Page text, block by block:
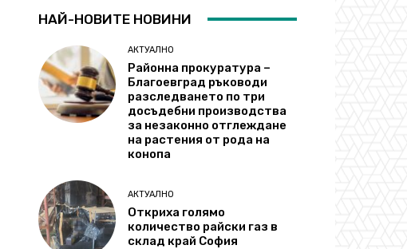
НАЙ-НОВИТЕ НОВИНИ
АКТУАЛНО
Районна прокуратура –
Благоевград ръководи
разследването по три
досъдебни производства
за незаконно отглеждане
на растения от рода на
конопа
АКТУАЛНО
Откриха голямо
количество райски газ в
склад край София